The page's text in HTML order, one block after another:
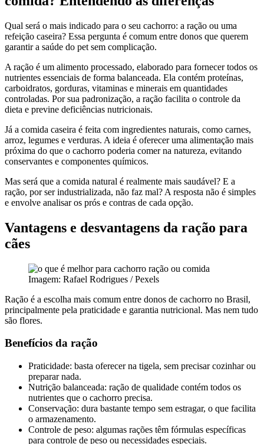
Qual será o mais indicado para o seu cachorro: a ração ou uma
refeição caseira? Essa pergunta é comum entre donos que querem
garantir a saúde do pet sem complicação.
A ração é um alimento processado, elaborado para fornecer todos os
nutrientes essenciais de forma balanceada. Ela contém proteínas,
carboidratos, gorduras, vitaminas e minerais em quantidades
controladas. Por sua padronização, a ração facilita o controle da
dieta e previne deficiências nutricionais.
Já a comida caseira é feita com ingredientes naturais, como carnes,
arroz, legumes e verduras. A ideia é oferecer uma alimentação mais
próxima do que o cachorro poderia comer na natureza, evitando
conservantes e componentes químicos.
Mas será que a comida natural é realmente mais saudável? E a
ração, por ser industrializada, não faz mal? A resposta não é simples
e envolve analisar os prós e contras de cada opção.
Vantagens e desvantagens da ração para
cães
Imagem: Rafael Rodrigues / Pexels
Ração é a escolha mais comum entre donos de cachorro no Brasil,
principalmente pela praticidade e garantia nutricional. Mas nem tudo
são flores.
Benefícios da ração
Praticidade: basta oferecer na tigela, sem precisar cozinhar ou
preparar nada.
Nutrição balanceada: ração de qualidade contém todos os
nutrientes que o cachorro precisa.
Conservação: dura bastante tempo sem estragar, o que facilita
o armazenamento.
Controle de peso: algumas rações têm fórmulas específicas
para controle de peso ou necessidades especiais.